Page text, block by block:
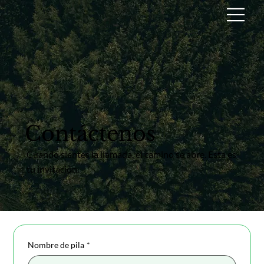
Contáctenos
Cuando sientes la llamada, el camino se abre. Esta es
tu invitación.
Nombre de pila *